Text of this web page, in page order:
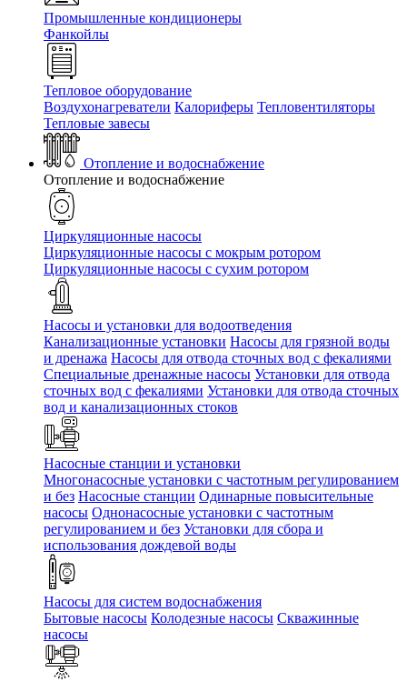
Промышленные кондиционеры
Фанкойлы
Тепловое оборудование
Воздухонагреватели Калориферы Тепловентиляторы
Тепловые завесы
Отопление и водоснабжение
Отопление и водоснабжение
Циркуляционные насосы
Циркуляционные насосы с мокрым ротором
Циркуляционные насосы с сухим ротором
Насосы и установки для водоотведения
Канализационные установки Насосы для грязной воды
и дренажа Насосы для отвода сточных вод c фекалиями
Специальные дренажные насосы Установки для отвода
сточных вод c фекалиями Установки для отвода сточных
вод и канализационных стоков
Насосные станции и установки
Многонасосные установки с частотным регулированием
и без Насосные станции Одинарные повысительные
насосы Однонасосные установки с частотным
регулированием и без Установки для сбора и
использования дождевой воды
Насосы для систем водоснабжения
Бытовые насосы Колодезные насосы Скважинные
насосы